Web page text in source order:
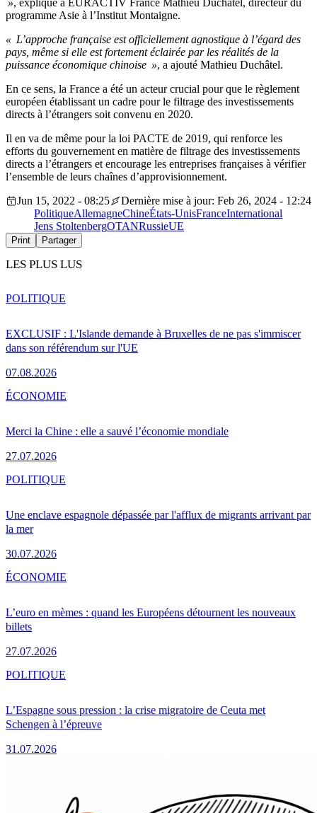
programme Asie à l’Institut Montaigne.
« L’approche française est officiellement agnostique à l’égard des
pays, même si elle est fortement éclairée par les réalités de la
puissance économique chinoise », a ajouté Mathieu Duchâtel.
En ce sens, la France a été un acteur crucial pour que le règlement
européen établissant un cadre pour le filtrage des investissements
directs à l’étrangers soit convenu en 2020.
Il en va de même pour la loi PACTE de 2019, qui renforce les
efforts du gouvernement en matière de filtrage des investissements
directs a l’étrangers et encourage les entreprises françaises à vérifier
l’ensemble de leurs chaînes d’approvisionnement.
Jun 15, 2022 - 08:25
Dernière mise à jour: Feb 26, 2024 - 12:24
PolitiqueAllemagneChineÉtats-UnisFranceInternational
Jens StoltenbergOTANRussieUE
Print Partager
LES PLUS LUS
EXCLUSIF : L'Islande demande à Bruxelles de ne pas s'immiscer
dans son référendum sur l'UE
07.08.2026
POLITIQUE
Merci la Chine : elle a sauvé l’économie mondiale
27.07.2026
ÉCONOMIE
Une enclave espagnole dépassée par l'afflux de migrants arrivant par
la mer
30.07.2026
POLITIQUE
L’euro en mèmes : quand les Européens détournent les nouveaux
billets
27.07.2026
ÉCONOMIE
L’Espagne sous pression : la crise migratoire de Ceuta met
Schengen à l’épreuve
31.07.2026
POLITIQUE